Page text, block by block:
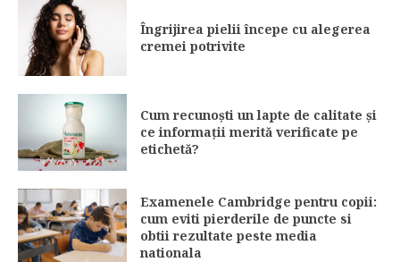
Îngrijirea pielii începe cu alegerea
cremei potrivite
Cum recunoști un lapte de calitate și
ce informații merită verificate pe
etichetă?
Examenele Cambridge pentru copii:
cum eviti pierderile de puncte si
obtii rezultate peste media
nationala